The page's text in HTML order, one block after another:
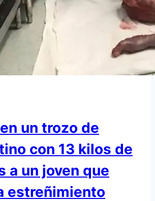
un trozo de
con 13 kilos de
a un joven que
estreñimiento